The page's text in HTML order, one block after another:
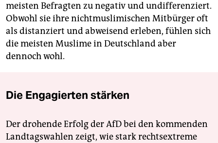
meisten Befragten zu negativ und undifferenziert.
Obwohl sie ihre nichtmuslimischen Mitbürger oft
als distanziert und abweisend erleben, fühlen sich
die meisten Muslime in Deutschland aber
dennoch wohl.
Die Engagierten stärken
Der drohende Erfolg der AfD bei den kommenden
Landtagswahlen zeigt, wie stark rechtsextreme